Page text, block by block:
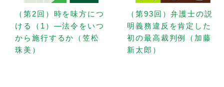
（第2回）時を味方につ
ける（1）—法令をいつ
から施行するか（笠松
珠美）
（第93回）弁護士の説
明義務違反を肯定した
初の最高裁判例（加藤
新太郎）